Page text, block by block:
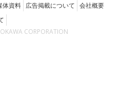
体資料 広告掲載について 会社概要
CORPORATION